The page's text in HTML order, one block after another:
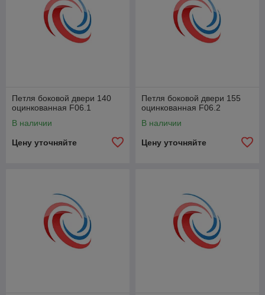
Петля боковой двери 140
оцинкованная F06.1
В наличии
Цену уточняйте
Петля боковой двери 155
оцинкованная F06.2
В наличии
Цену уточняйте